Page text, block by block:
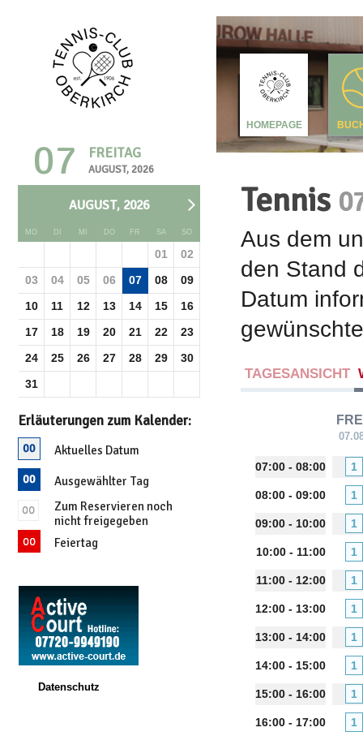
07 FREITAG
AUGUST, 2026
AUGUST, 2026
MO DI MI DO FR SA SO
01
02
03
04 05 06 07 08
09
10
11 12 13 14 15
16
17
18 19 20 21 22
23
24
25 26 27 28 29
30
31
Erläuterungen zum Kalender:
Aktuelles Datum
Ausgewählter Tag
Zum Reservieren noch
nicht freigegeben
Feiertag
Datenschutz
HOMEPAGE
Tennis
Aus dem
den Stand
Datum
TAGESANSICHT
07:00 - 08:00 1
08:00 - 09:00 1
09:00 - 10:00 1
10:00 - 11:00 1
11:00 - 12:00 1
12:00 - 13:00 1
13:00 - 14:00 1
14:00 - 15:00 1
15:00 - 16:00 1
16:00 - 17:00 1